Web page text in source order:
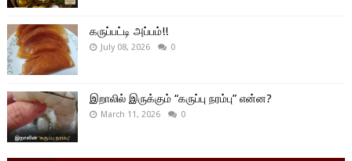
கருப்பட்டி அப்பம்!!
July 08, 2026 0
இறாலில் இருக்கும் “கருப்பு நரம்பு” என்ன?
March 11, 2026 0